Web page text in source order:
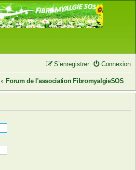
Connexion
S’enregistrer
Forum de l'association FibromyalgieSOS